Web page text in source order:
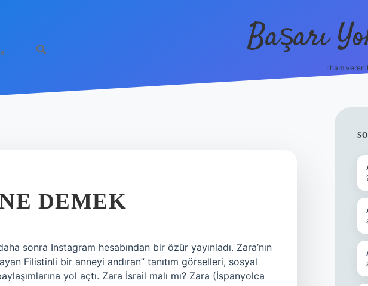
Başarı
İlham veren
DEMEK
sonra Instagram hesabından bir özür yayınladı. Zara’nın
Filistinli bir anneyi andıran” tanıtım görselleri, sosyal
yol açtı. Zara İsrail malı mı? Zara (İspanyolca